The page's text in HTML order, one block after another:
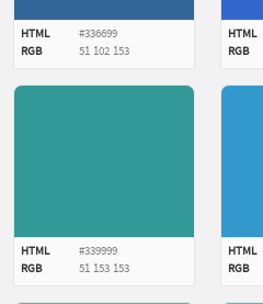
HTML
#336699
RGB
51 102 153
HTML
RGB
HTML
#339999
RGB
51 153 153
HTML
RGB